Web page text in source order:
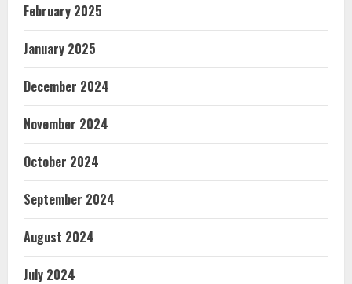
February 2025
January 2025
December 2024
November 2024
October 2024
September 2024
August 2024
July 2024